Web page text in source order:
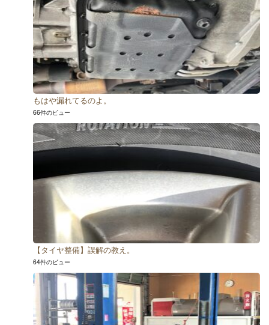
もはや漏れてるのよ。
66件のビュー
【タイヤ整備】誤解の教え。
64件のビュー